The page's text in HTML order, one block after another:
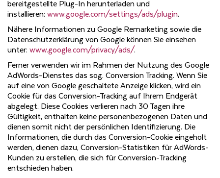
bereitgestellte Plug-In herunterladen und
installieren: www.google.com/settings/ads/plugin.
Nähere Informationen zu Google Remarketing sowie die
Datenschutzerklärung von Google können Sie einsehen
unter: www.google.com/privacy/ads/.
Ferner verwenden wir im Rahmen der Nutzung des Google
AdWords-Dienstes das sog. Conversion Tracking. Wenn Sie
auf eine von Google geschaltete Anzeige klicken, wird ein
Cookie für das Conversion-Tracking auf Ihrem Endgerät
abgelegt. Diese Cookies verlieren nach 30 Tagen ihre
Gültigkeit, enthalten keine personenbezogenen Daten und
dienen somit nicht der persönlichen Identifizierung. Die
Informationen, die durch das Conversion-Cookie eingeholt
werden, dienen dazu, Conversion-Statistiken für AdWords-
Kunden zu erstellen, die sich für Conversion-Tracking
entschieden haben.